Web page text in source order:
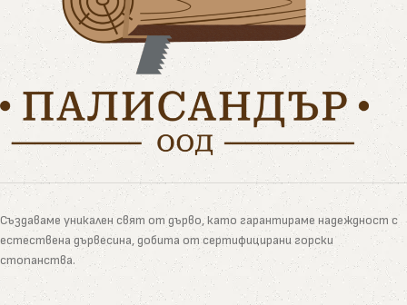
Създаваме уникален свят от дърво, като гарантираме надеждност с
естествена дървесина, добита от сертифицирани горски
стопанства.